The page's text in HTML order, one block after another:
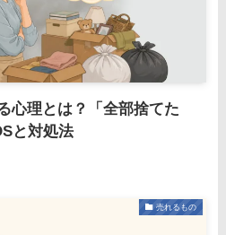
心理とは？「全部捨てた
と対処法
売れるもの